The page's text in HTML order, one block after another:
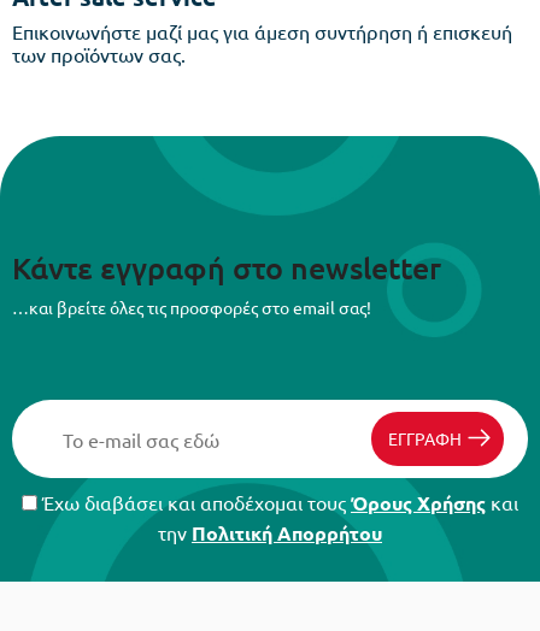
Επικοινωνήστε μαζί μας για άμεση συντήρηση ή επισκευή
των προϊόντων σας.
Κάντε εγγραφή στο newsletter
…και βρείτε όλες τις προσφορές στο email σας!
ΕΓΓΡΑΦΗ
Έχω διαβάσει και αποδέχομαι τους Όρους Χρήσης και
την Πολιτική Απορρήτου